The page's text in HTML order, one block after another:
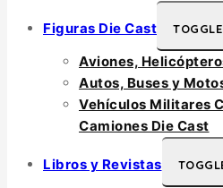
Figuras Die Cast
Aviones,
Autos, Buses y
Vehículos Militares
Camiones Die Cast
Libros y Revistas